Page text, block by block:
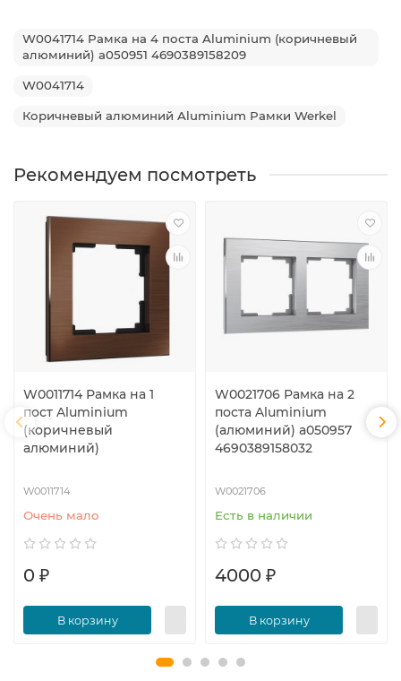
W0041714 Рамка на 4 поста Aluminium (коричневый
алюминий) a050951 4690389158209
W0041714
Коричневый алюминий Aluminium Рамки Werkel
Рекомендуем посмотреть
W0011714 Рамка на 1
пост Aluminium
(коричневый
алюминий)
W0011714
Очень мало
0 ₽
В корзину
W0021706 Рамка на 2
поста Aluminium
(алюминий) a050957
4690389158032
W0021706
Есть в наличии
4000 ₽
В корзину